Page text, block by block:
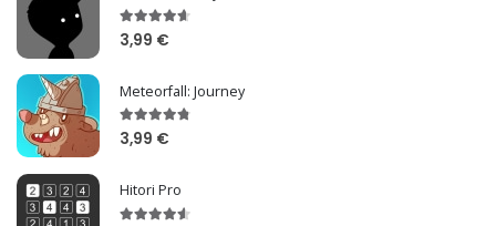
3,99 €
Meteorfall: Journey
3,99 €
Hitori Pro